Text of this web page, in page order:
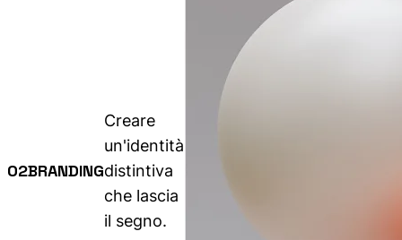
02BRANDING
Creare
un'identità
distintiva
che lascia
il segno.